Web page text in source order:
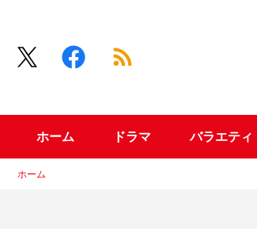
ホーム ドラマ バラエティ
ホーム